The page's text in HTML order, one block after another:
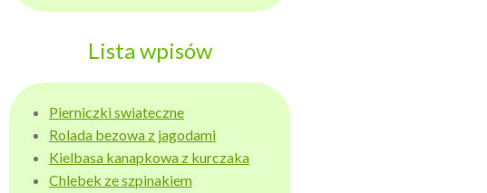
Lista wpisów
Pierniczki swiateczne
Rolada bezowa z jagodami
Kielbasa kanapkowa z kurczaka
Chlebek ze szpinakiem